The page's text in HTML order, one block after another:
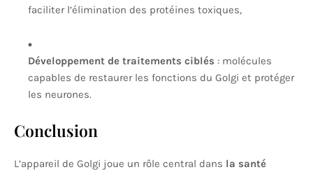
faciliter l’élimination des protéines toxiques,
Développement de traitements ciblés : molécules
capables de restaurer les fonctions du Golgi et protéger
les neurones.
Conclusion
L’appareil de Golgi joue un rôle central dans la santé